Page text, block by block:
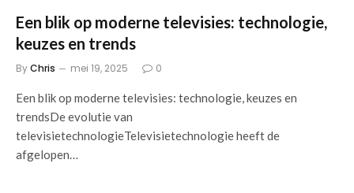
Een blik op moderne televisies: technologie,
keuzes en trends
ByChris mei 19, 2025 0
Een blik op moderne televisies: technologie, keuzes en
trendsDe evolutie van
televisietechnologieTelevisietechnologie heeft de
afgelopen…